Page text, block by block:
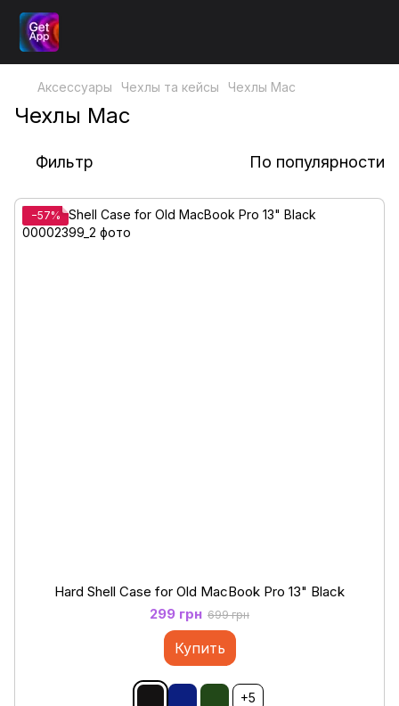
Аксессуары Чехлы та кейсы Чехлы Mac
Чехлы Mac
Фильтр По популярности
−57%
Hard Shell Case for Old MacBook Pro 13" Black
299 грн 699 грн
Купить
+5